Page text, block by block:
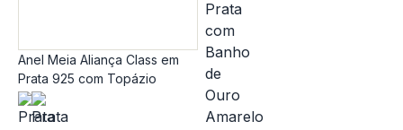
Anel Meia Aliança Class em
Prata 925 com Topázio